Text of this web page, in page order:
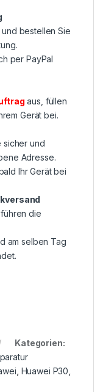
bestellen Sie
per PayPal
aus, füllen
Gerät bei.
sicher und
Adresse.
Ihr Gerät bei
die
am selben Tag
Kategorien:
Huawei P30